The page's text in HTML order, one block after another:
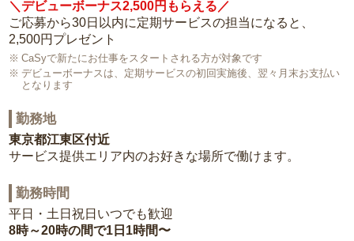
＼デビューボーナス2,500円もらえる／
ご応募から30日以内に定期サービスの担当になると、
2,500円プレゼント
CaSyで新たにお仕事をスタートされる方が対象です
デビューボーナスは、定期サービスの初回実施後、翌々月末お支払い
となります
勤務地
東京都江東区付近
サービス提供エリア内のお好きな場所で働けます。
勤務時間
平日・土日祝日いつでも歓迎
8時～20時の間で1日1時間〜